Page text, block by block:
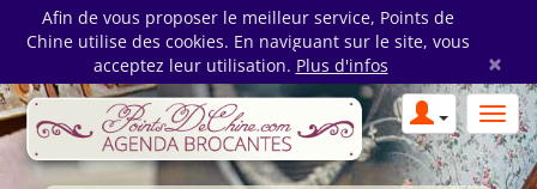
Afin de vous proposer le meilleur service, Points de
Chine utilise des cookies. En naviguant sur le site, vous
acceptez leur utilisation. Plus d'infos ×